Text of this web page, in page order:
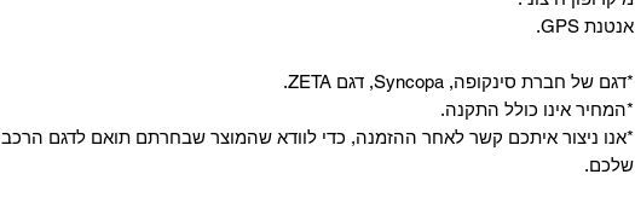
אנטנת GPS.
*דגם של חברת סינקופה, Syncopa, דגם ZETA.
*המחיר אינו כולל התקנה.
*אנו ניצור איתכם קשר לאחר ההזמנה, כדי לוודא שהמוצר שבחרתם תואם לדגם הרכב
שלכם.